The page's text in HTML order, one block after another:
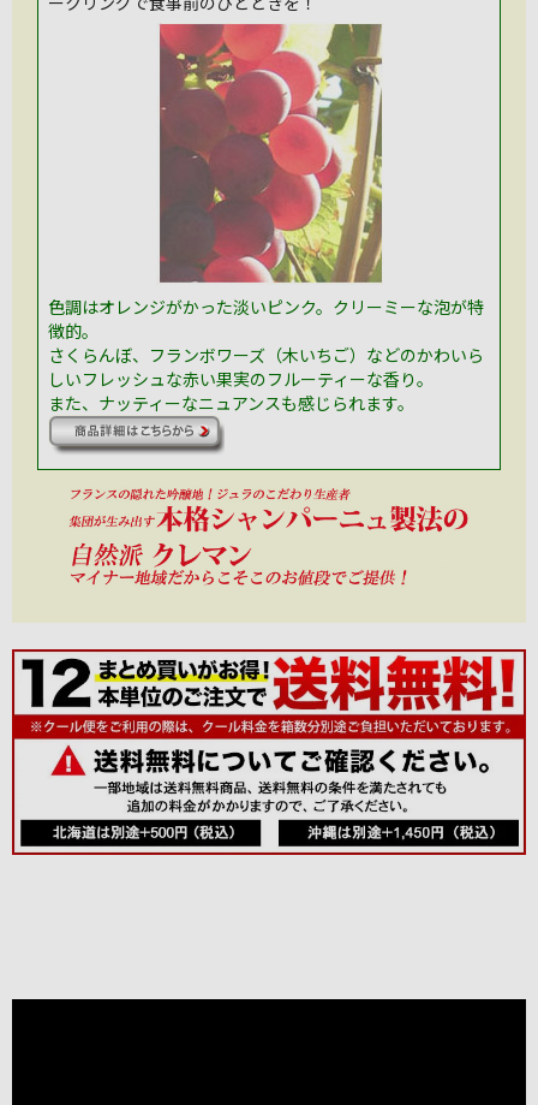
色調はオレンジがかった淡いピンク。クリーミーな泡が特
徴的。
さくらんぼ、フランボワーズ（木いちご）などのかわいら
しいフレッシュな赤い果実のフルーティーな香り。
また、ナッティーなニュアンスも感じられます。